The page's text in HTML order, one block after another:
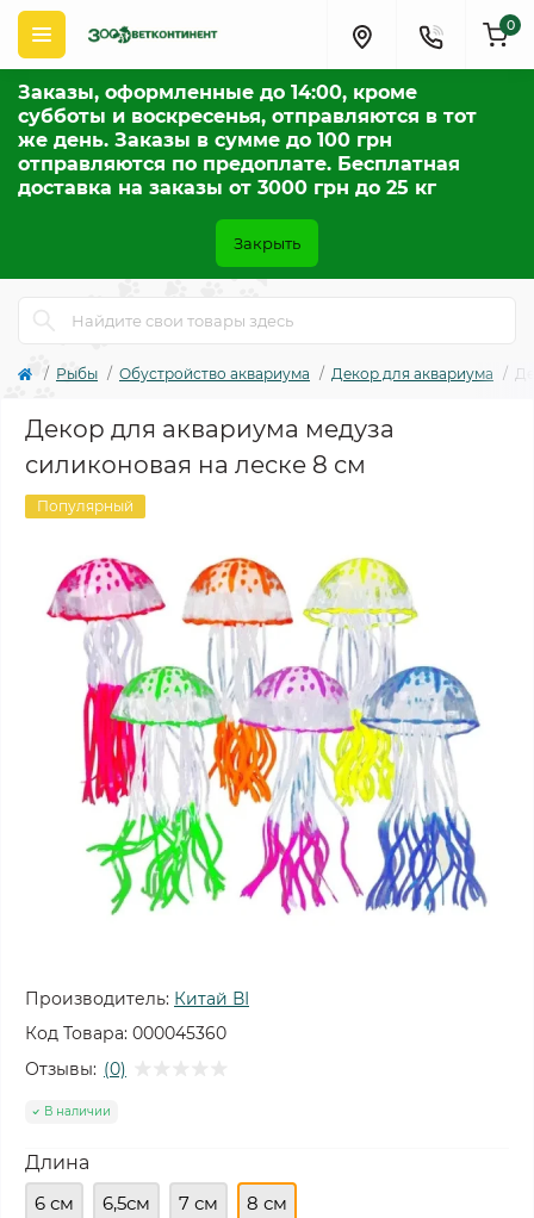
Заказы, оформленные до 14:00, кроме
субботы и воскресенья, отправляются в тот
же день. Заказы в сумме до 100 грн
отправляются по предоплате. Бесплатная
доставка на заказы от 3000 грн до 25 кг
Закрыть
0
Рыбы Обустройство аквариума Декор для аквариума
Декор для аквариума медуза
силиконовая на леске 8 см
Популярный
Производитель: Китай ВІ
Код Товара: 000045360
Отзывы: (0)
В наличии
Длина
6 см
6,5см 7 см 8 см